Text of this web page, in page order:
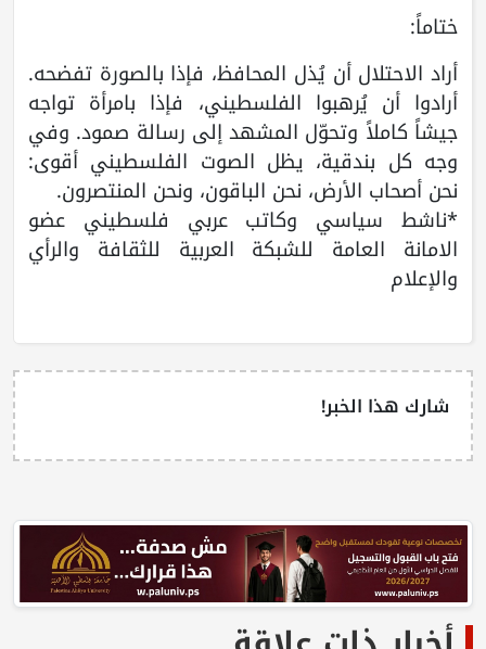
ختاماً:
أراد الاحتلال أن يُذل المحافظ، فإذا بالصورة تفضحه.
أرادوا أن يُرهبوا الفلسطيني، فإذا بامرأة تواجه
جيشاً كاملاً وتحوّل المشهد إلى رسالة صمود. وفي
وجه كل بندقية، يظل الصوت الفلسطيني أقوى:
نحن أصحاب الأرض، نحن الباقون، ونحن المنتصرون.
*ناشط سياسي وكاتب عربي فلسطيني عضو
الامانة العامة للشبكة العربية للثقافة والرأي
والإعلام
شارك هذا الخبر!